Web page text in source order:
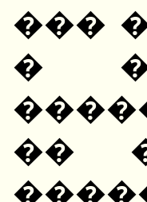
���
�
��